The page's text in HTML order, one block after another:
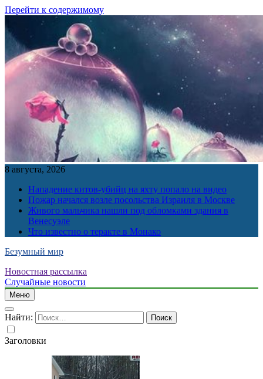
Перейти к содержимому
8 августа, 2026
Нападение китов-убийц на яхту попало на видео
Пожар начался возле посольства Израиля в Москве
Живого мальчика нашли под обломками здания в
Венесуэле
Что известно о теракте в Монако
Безумный мир
Новостная рассылка
Случайные новости
Меню
Найти:
Заголовки